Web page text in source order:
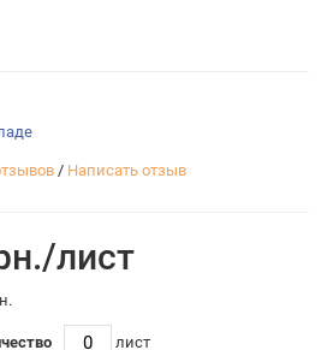
/ Написать отзыв
лист
лист